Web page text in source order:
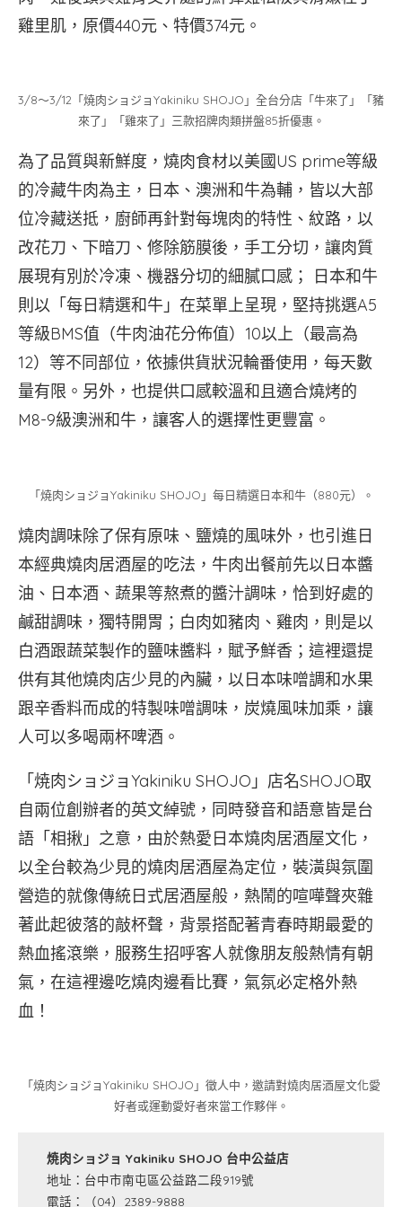
雞里肌，原價440元、特價374元。
3/8～3/12「焼肉ショジョYakiniku SHOJO」全台分店「牛來了」「豬
來了」「雞來了」三款招牌肉類拼盤85折優惠。
為了品質與新鮮度，燒肉食材以美國US prime等級
的冷藏牛肉為主，日本、澳洲和牛為輔，皆以大部
位冷藏送抵，廚師再針對每塊肉的特性、紋路，以
改花刀、下暗刀、修除筋膜後，手工分切，讓肉質
展現有別於冷凍、機器分切的細膩口感； 日本和牛
則以「每日精選和牛」在菜單上呈現，堅持挑選A5
等級BMS值（牛肉油花分佈值）10以上（最高為
12）等不同部位，依據供貨狀況輪番使用，每天數
量有限。另外，也提供口感較溫和且適合燒烤的
M8-9級澳洲和牛，讓客人的選擇性更豐富。
「焼肉ショジョYakiniku SHOJO」每日精選日本和牛（880元）。
燒肉調味除了保有原味、鹽燒的風味外，也引進日
本經典燒肉居酒屋的吃法，牛肉出餐前先以日本醬
油、日本酒、蔬果等熬煮的醬汁調味，恰到好處的
鹹甜調味，獨特開胃；白肉如豬肉、雞肉，則是以
白酒跟蔬菜製作的鹽味醬料，賦予鮮香；這裡還提
供有其他燒肉店少見的內臟，以日本味噌調和水果
跟辛香料而成的特製味噌調味，炭燒風味加乘，讓
人可以多喝兩杯啤酒。
「焼肉ショジョYakiniku SHOJO」店名SHOJO取
自兩位創辦者的英文綽號，同時發音和語意皆是台
語「相揪」之意，由於熱愛日本燒肉居酒屋文化，
以全台較為少見的燒肉居酒屋為定位，裝潢與氛圍
營造的就像傳統日式居酒屋般，熱鬧的喧嘩聲夾雜
著此起彼落的敲杯聲，背景搭配著青春時期最愛的
熱血搖滾樂，服務生招呼客人就像朋友般熱情有朝
氣，在這裡邊吃燒肉邊看比賽，氣氛必定格外熱
血！
「焼肉ショジョYakiniku SHOJO」徵人中，邀請對燒肉居酒屋文化愛
好者或運動愛好者來當工作夥伴。
焼肉ショジョ Yakiniku SHOJO 台中公益店
地址：台中市南屯區公益路二段919號
電話：（04）2389-9888